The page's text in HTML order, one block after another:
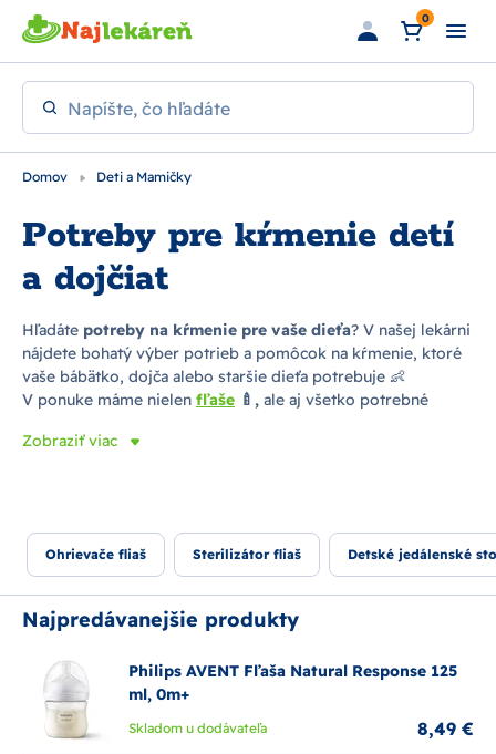
Preskočiť na hlavný obsah 0
Napíšte, čo hľadáte
Domov Deti a Mamičky
Potreby pre kŕmenie detí
a dojčiat
Hľadáte potreby na kŕmenie pre vaše dieťa? V našej lekárni
nájdete bohatý výber potrieb a pomôcok na kŕmenie, ktoré
vaše bábätko, dojča alebo staršie dieťa potrebuje 👶
V ponuke máme nielen fľaše 🍼, ale aj všetko potrebné
čistiace kefy či potrebné náhradné diely. Ak sa chystáte na
Skvelými pomocníkmi pri kŕmení budú našejedálenské
stoličky, rôznorodý riad a príbory pre deti, ale aj prístroje
podbradníky
, pričom vybrať si viete z ľahkoumyvateľných
silikónových alebo prateľných bavlených
podávanie príkrmov hračka! 🤩
Zobraziť viac
Ohrievače fliaš Sterilizátor fliaš Detské jedálenské
Najpredávanejšie produkty
Philips AVENT Fľaša Natural Response 125
ml, 0m+
Skladom u dodávateľa 8,49 €